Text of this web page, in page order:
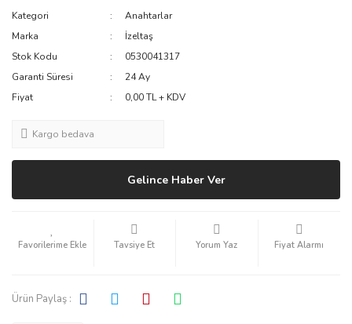
Kategori
Anahtarlar
Marka
İzeltaş
Stok Kodu
0530041317
Garanti Süresi
24 Ay
Fiyat
0,00 TL + KDV
Kargo bedava
Gelince Haber Ver
Tavsiye Et Yorum Yaz Fiyat Alarmı
Ürün Paylaş :